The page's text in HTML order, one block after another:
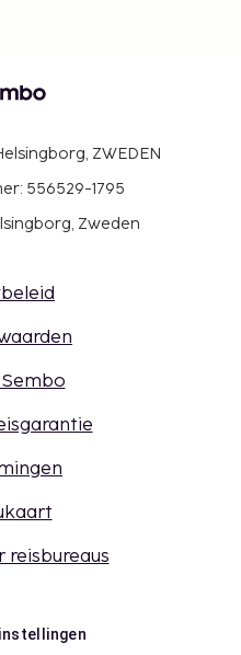
ZWEDEN
556529-1795
Zweden
reisbureaus